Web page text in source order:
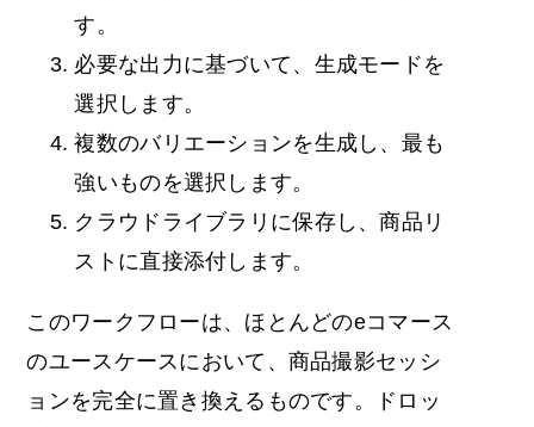
す。
必要な出力に基づいて、生成モードを
選択します。
複数のバリエーションを生成し、最も
強いものを選択します。
クラウドライブラリに保存し、商品リ
ストに直接添付します。
このワークフローは、ほとんどのeコマース
のユースケースにおいて、商品撮影セッシ
ョンを完全に置き換えるものです。ドロッ